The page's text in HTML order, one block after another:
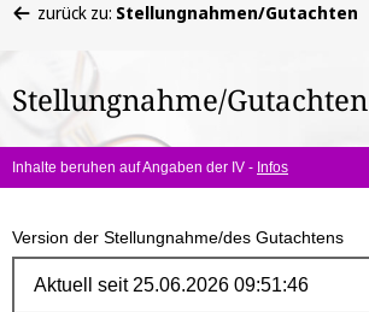
befinden
hier:
zurück zu: Stellungnahmen/Gutachten
Stellungnahme/Gutachten
Inhalte beruhen auf Angaben der IV - Infos
Version der Stellungnahme/des Gutachtens